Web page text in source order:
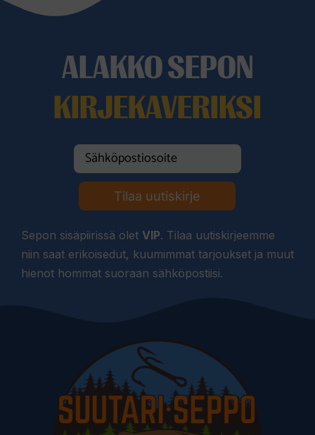
ALAKKO SEPON
KIRJEKAVERIKSI
Tilaa uutiskirje
Sepon sisäpiirissä olet VIP. Tilaa uutiskirjeemme
niin saat erikoisedut, kuumimmat tarjoukset ja muut
hienot hommat suoraan sähköpostiisi.